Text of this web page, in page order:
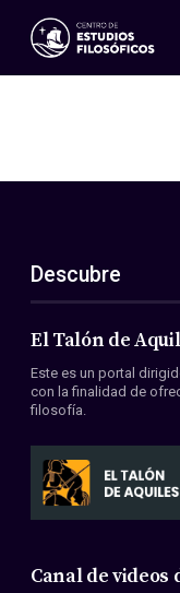
Eventos
ES
EN
Acerca de nosotros
Miembros
Convenios
Descubre
El Talón de
Este es un portal
con la finalidad de
filosofía.
Canal de videos